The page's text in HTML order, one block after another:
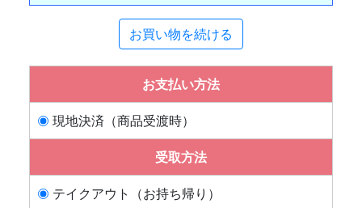
お買い物を続ける
お支払い方法
現地決済（商品受渡時）
受取方法
テイクアウト（お持ち帰り）